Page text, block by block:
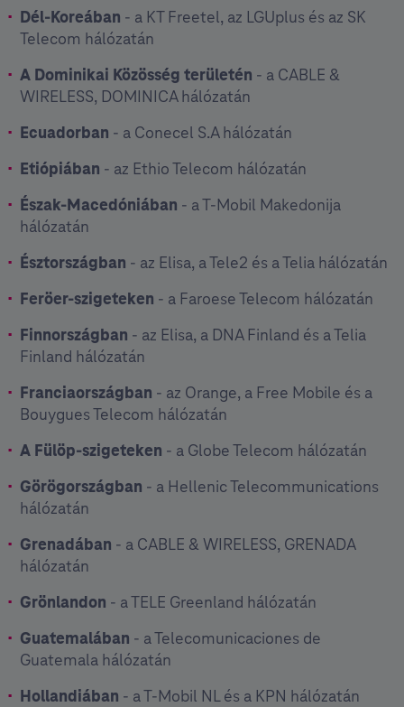
Dél-Koreában - a KT Freetel, az LGUplus és az SK
Telecom hálózatán
A Dominikai Közösség területén - a CABLE &
WIRELESS, DOMINICA hálózatán
Ecuadorban - a Conecel S.A hálózatán
Etiópiában - az Ethio Telecom hálózatán
Észak-Macedóniában - a T-Mobil Makedonija
hálózatán
Észtországban - az Elisa, a Tele2 és a Telia hálózatán
Feröer-szigeteken - a Faroese Telecom hálózatán
Finnországban - az Elisa, a DNA Finland és a Telia
Finland hálózatán
Franciaországban - az Orange, a Free Mobile és a
Bouygues Telecom hálózatán
A Fülöp-szigeteken - a Globe Telecom hálózatán
Görögországban - a Hellenic Telecommunications
hálózatán
Grenadában - a CABLE & WIRELESS, GRENADA
hálózatán
Grönlandon - a TELE Greenland hálózatán
Guatemalában - a Telecomunicaciones de
Guatemala hálózatán
Hollandiában - a T-Mobil NL és a KPN hálózatán